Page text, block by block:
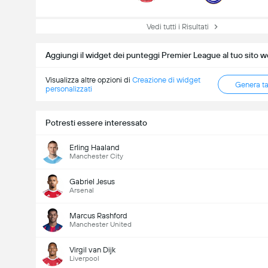
Vedi tutti i Risultati
Aggiungi il widget dei punteggi Premier League al tuo sito
Visualizza altre opzioni di Creazione di widget
personalizzati
Genera
Potresti essere interessato
Erling Haaland
Manchester City
Gabriel Jesus
Arsenal
Marcus Rashford
Manchester United
Virgil van Dijk
Liverpool